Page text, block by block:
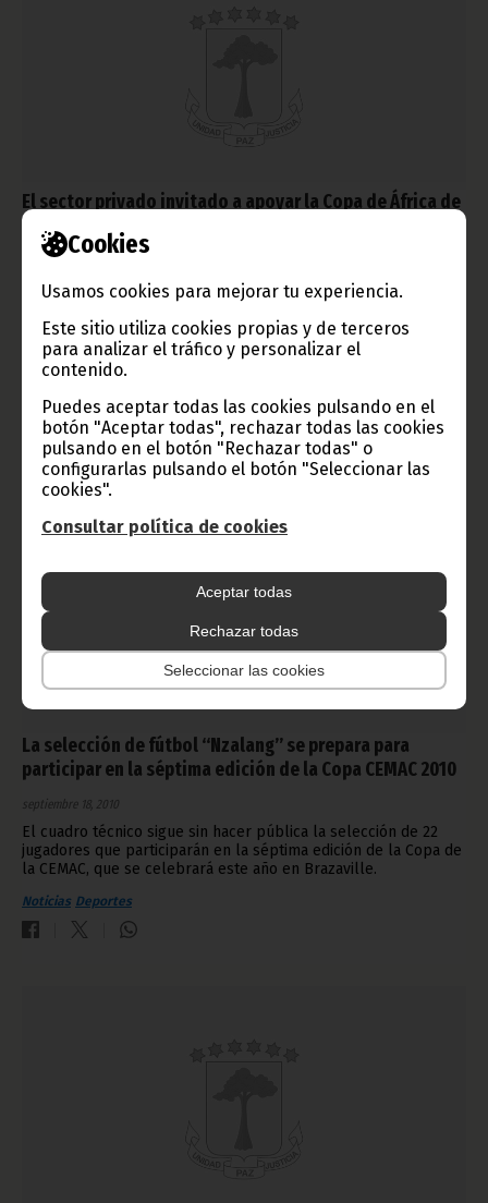
Cookies
Usamos cookies para mejorar tu experiencia.
Este sitio utiliza cookies propias y de terceros
para analizar el tráfico y personalizar el
contenido.
Puedes aceptar todas las cookies pulsando en el
botón "Aceptar todas", rechazar todas las cookies
pulsando en el botón "Rechazar todas" o
configurarlas pulsando el botón "Seleccionar las
cookies".
Consultar política de cookies
Aceptar todas
Rechazar todas
Seleccionar las cookies
El sector privado invitado a apoyar la Copa de África de
Naciones Guinea Ecuatorial 2012
septiembre 23, 2010
En la reunión que el pasado lunes celebró el Secretario de
Estado de la Presidencia del Gobierno, encargado del
Departamento de Juventud y Deportes, Ruslan Obiang Nsue,
con más de cincuenta empresas que operan en la región
insular de Bioco, se exhortó a los empresarios a que colaboren
con la comisión organizadora de la CAN 2012.
Noticias Gobierno Deportes
La selección de fútbol “Nzalang” se prepara para
participar en la séptima edición de la Copa CEMAC 2010
septiembre 18, 2010
El cuadro técnico sigue sin hacer pública la selección de 22
jugadores que participarán en la séptima edición de la Copa de
la CEMAC, que se celebrará este año en Brazaville.
Noticias Deportes